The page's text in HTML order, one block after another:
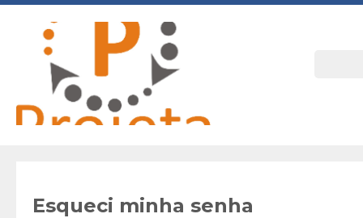
Esqueci minha senha